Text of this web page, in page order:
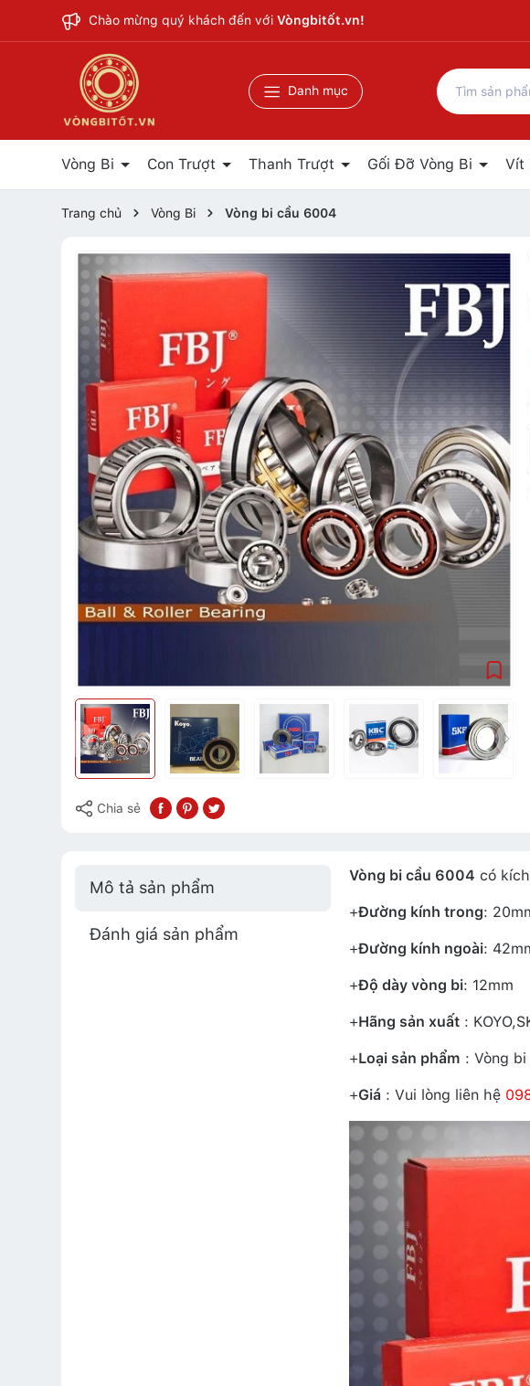
Chào mừng quý khách đến với Vòngbitốt.vn!
Danh mục
Vòng Bi Con Trượt Thanh Trượt Gối Đỡ Vòng Bi Vít
Trang chủ Vòng Bi Vòng bi cầu 6004
Chia sẻ
Mô tả sản phẩm
Đánh giá sản phẩm
Vòng bi cầu 6004 có
+Đường kính trong:
+Đường kính ngoài:
+Độ dày vòng bi: 12mm
+Hãng sản xuất :
+Loại sản phẩm : Vòng
+Giá : Vui lòng liên hệ